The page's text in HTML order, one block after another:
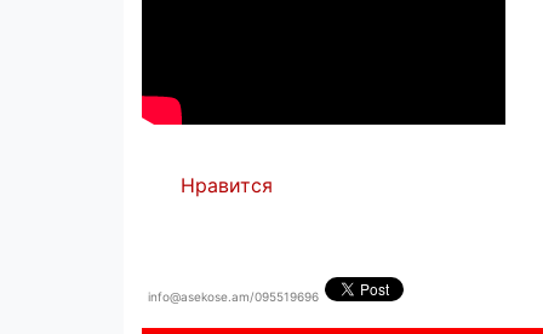
Нравится
info@asekose.am/095519696